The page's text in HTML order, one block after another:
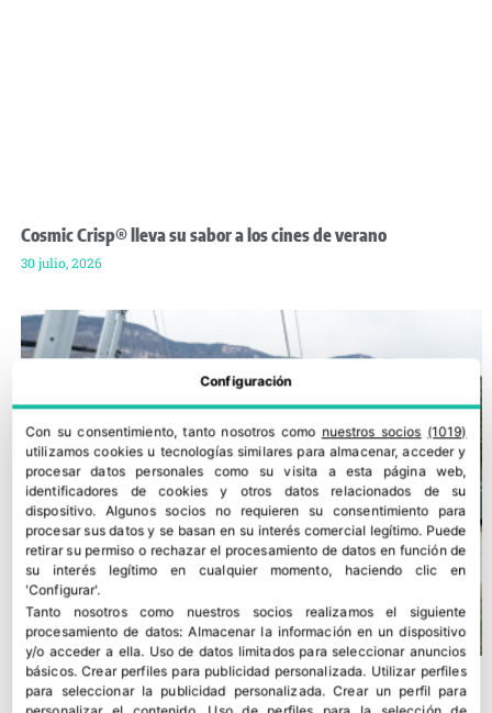
Cosmic Crisp® lleva su sabor a los cines de verano
30 julio, 2026
Configuración
Con su consentimiento, tanto nosotros como nuestros socios (1019)
utilizamos cookies u tecnologías similares para almacenar, acceder y
procesar datos personales como su visita a esta página web,
identificadores de cookies y otros datos relacionados de su
dispositivo. Algunos socios no requieren su consentimiento para
procesar sus datos y se basan en su interés comercial legítimo. Puede
retirar su permiso o rechazar el procesamiento de datos en función de
su interés legítimo en cualquier momento, haciendo clic en
'Configurar'.
Tanto nosotros como nuestros socios realizamos el siguiente
procesamiento de datos:Almacenar la información en un dispositivo
y/o acceder a ella. Uso de datos limitados para seleccionar anuncios
básicos.Crear perfiles para publicidad personalizada. Utilizar perfiles
para seleccionar la publicidad personalizada.Crear un perfil para